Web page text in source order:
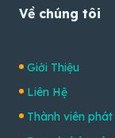
Về chúng tôi
Giới Thiệu
Liên Hệ
Thành viên phát